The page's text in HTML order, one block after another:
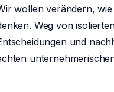
wollen verändern,
Weg von
und